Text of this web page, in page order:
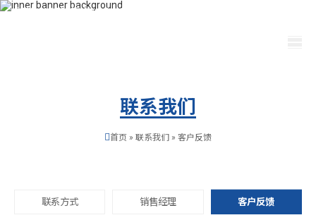
400-115-2288 dfam@ut440.com
联系我们
首页 » 联系我们 » 客户反馈
联系方式 销售经理 客户反馈